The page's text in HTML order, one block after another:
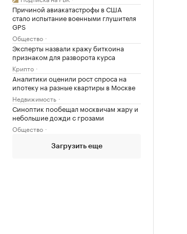
Причиной авиакатастрофы в США
стало испытание военными глушителя
GPS
Общество
Эксперты назвали кражу биткоина
признаком для разворота курса
Крипто
Аналитики оценили рост спроса на
ипотеку на разные квартиры в Москве
Недвижимость
Синоптик пообещал москвичам жару и
небольшие дожди с грозами
Общество
Загрузить еще